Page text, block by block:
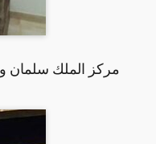
مركز الملك سلمان